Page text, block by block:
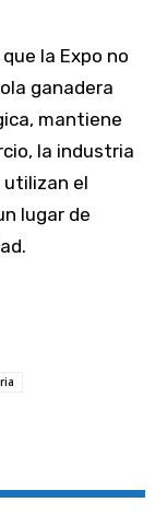
la Expo no
ganadera
mantiene
la industria
el
lugar de